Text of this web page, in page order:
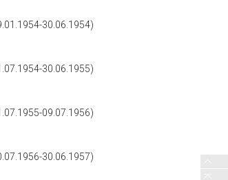
30.06.1954)
30.06.1955)
09.07.1956)
30.06.1957)